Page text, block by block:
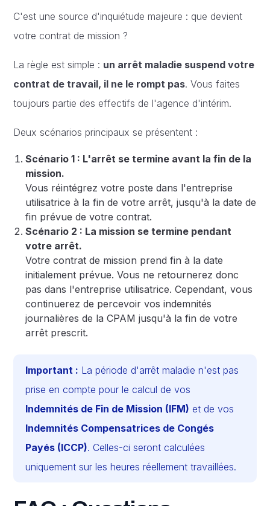
C'est une source d'inquiétude majeure : que devient
votre contrat de mission ?
La règle est simple : un arrêt maladie suspend votre
contrat de travail, il ne le rompt pas. Vous faites
toujours partie des effectifs de l'agence d'intérim.
Deux scénarios principaux se présentent :
Scénario 1 : L'arrêt se termine avant la fin de la
mission.
Vous réintégrez votre poste dans l'entreprise
utilisatrice à la fin de votre arrêt, jusqu'à la date de
fin prévue de votre contrat.
Scénario 2 : La mission se termine pendant
votre arrêt.
Votre contrat de mission prend fin à la date
initialement prévue. Vous ne retournerez donc
pas dans l'entreprise utilisatrice. Cependant, vous
continuerez de percevoir vos indemnités
journalières de la CPAM jusqu'à la fin de votre
arrêt prescrit.
Important : La période d'arrêt maladie n'est pas
prise en compte pour le calcul de vos
Indemnités de Fin de Mission (IFM) et de vos
Indemnités Compensatrices de Congés
Payés (ICCP). Celles-ci seront calculées
uniquement sur les heures réellement travaillées.